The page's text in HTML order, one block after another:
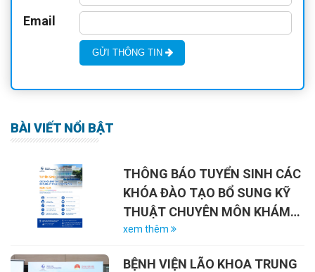
Email
GỬI THÔNG TIN
BÀI VIẾT NỔI BẬT
THÔNG BÁO TUYỂN SINH CÁC
KHÓA ĐÀO TẠO BỔ SUNG KỸ
THUẬT CHUYÊN MÔN KHÁM
CHỮA BỆNH NĂM 2026
xem thêm
BỆNH VIỆN LÃO KHOA TRUNG